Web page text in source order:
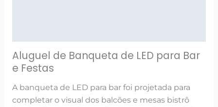
Aluguel de Banqueta de LED para Bar
e Festas
A banqueta de LED para bar foi projetada para
completar o visual dos balcões e mesas bistrô